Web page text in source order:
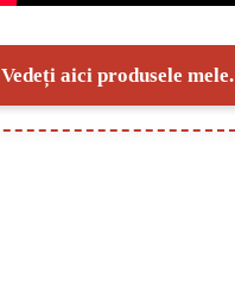
Vedeți aici produsele mele.